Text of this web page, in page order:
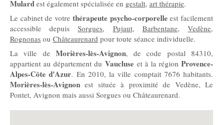
Mulard est également spécialisée en gestalt, art thérapie.
Le cabinet de votre thérapeute psycho-corporelleest facilement
accessible depuisSorgues, Pujaut, Barbentane,Vedène,
Rognonas ou Châteaurenard pour toute séance individuelle.
La ville de Morières-lès-Avignon, de code postal 84310,
appartient au département duVaucluse et à la régionProvence-
Alpes-Côte d'Azur. En 2010, la ville comptait 7676 habitants.
Morières-lès-Avignon est située à proximité de Vedène, Le
Pontet, Avignon mais aussi Sorgues ou Châteaurenard.